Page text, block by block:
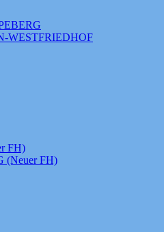
WESTFRIEDHOF
FH)
(Neuer FH)